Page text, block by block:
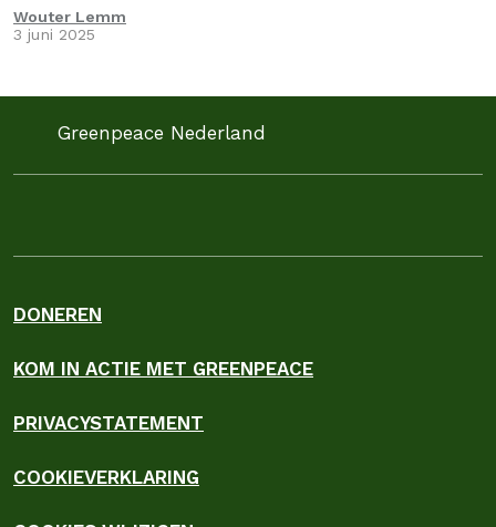
rechtszaak over gaat.
Wouter Lemm
3 juni 2025
Greenpeace Nederland
DONEREN
KOM IN ACTIE MET GREENPEACE
PRIVACYSTATEMENT
COOKIEVERKLARING